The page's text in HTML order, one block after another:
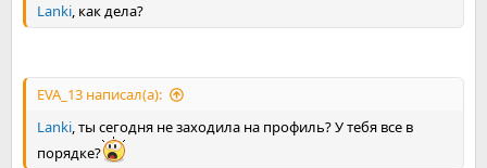
Lanki, как дела?
EVA_13 написал(а):
Lanki, ты сегодня не заходила на профиль? У тебя все в
порядке?